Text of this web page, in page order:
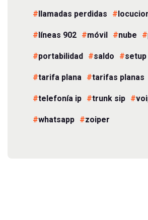
llamadas perdidas
líneas 902
móvil nube
portabilidad
saldo setup
tarifa plana
tarifas planas
telefonía ip
trunk sip
whatsapp
zoiper